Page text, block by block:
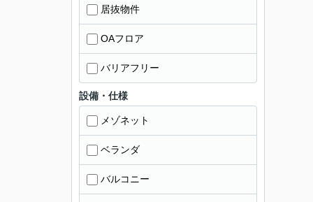
居抜物件
OAフロア
バリアフリー
設備・仕様
メゾネット
ベランダ
バルコニー